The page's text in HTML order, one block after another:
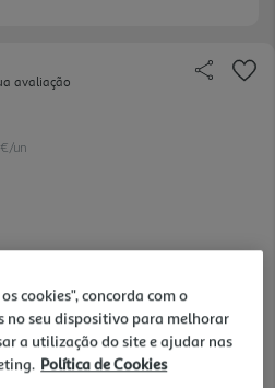
avaliação
€/un
cookies", concorda com o
no seu dispositivo para melhorar
a utilização do site e ajudar nas
Política de Cookies